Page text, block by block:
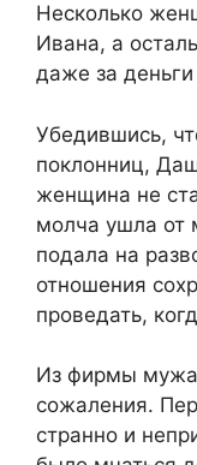
Несколько
Ивана, а
даже за деньги
Убедившись,
поклонниц,
женщина не
молча ушла от
подала на
отношения
проведать,
Из фирмы мужа
сожаления.
странно и